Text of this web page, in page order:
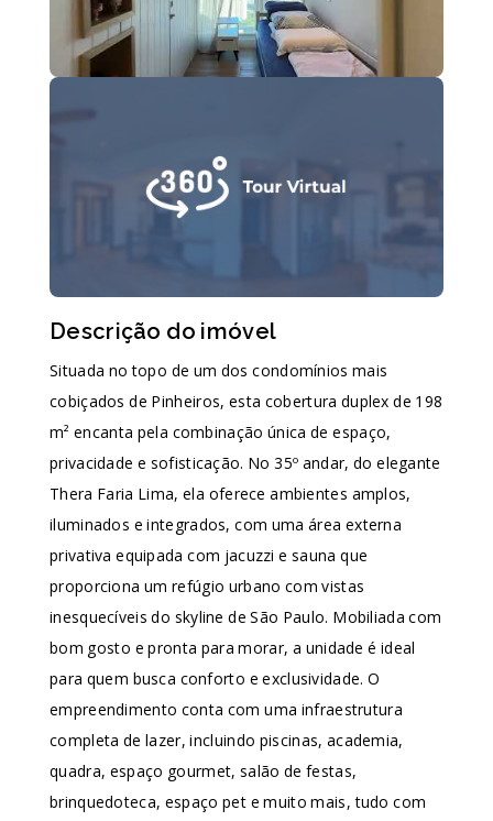
Descrição do imóvel
Situada no topo de um dos condomínios mais
cobiçados de Pinheiros, esta cobertura duplex de 198
m² encanta pela combinação única de espaço,
privacidade e sofisticação. No 35º andar, do elegante
Thera Faria Lima, ela oferece ambientes amplos,
iluminados e integrados, com uma área externa
privativa equipada com jacuzzi e sauna que
proporciona um refúgio urbano com vistas
inesquecíveis do skyline de São Paulo. Mobiliada com
bom gosto e pronta para morar, a unidade é ideal
para quem busca conforto e exclusividade. O
empreendimento conta com uma infraestrutura
completa de lazer, incluindo piscinas, academia,
quadra, espaço gourmet, salão de festas,
brinquedoteca, espaço pet e muito mais, tudo com